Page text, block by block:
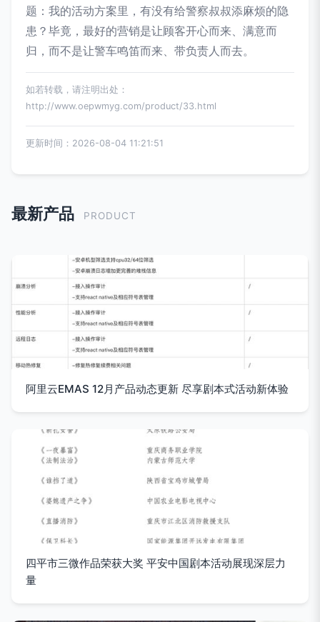
题：我的活动方案里，有没有给警察叔叔添麻烦的隐
患？毕竟，最好的营销是让顾客开心而来、满意而
归，而不是让警车鸣笛而来、带负责人而去。
如若转载，请注明出处：
http://www.oepwmyg.com/product/33.html
更新时间：2026-08-04 11:21:51
最新产品 PRODUCT
阿里云EMAS 12月产品动态更新 尽享剧本式活动新体验
四平市三微作品荣获大奖 平安中国剧本活动展现深层力
量